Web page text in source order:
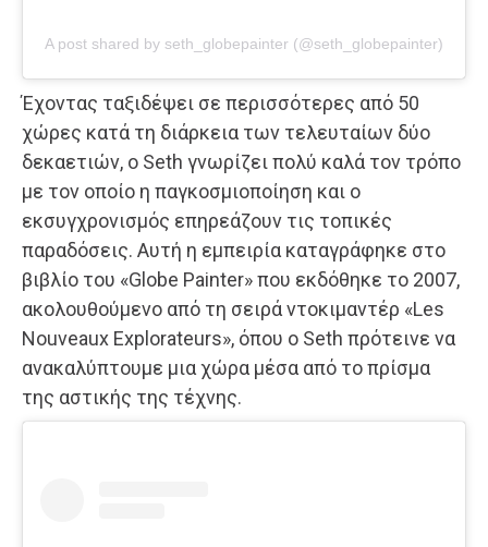
A post shared by seth_globepainter (@seth_globepainter)
Έχοντας ταξιδέψει σε περισσότερες από 50
χώρες κατά τη διάρκεια των τελευταίων δύο
δεκαετιών, ο Seth γνωρίζει πολύ καλά τον τρόπο
με τον οποίο η παγκοσμιοποίηση και ο
εκσυγχρονισμός επηρεάζουν τις τοπικές
παραδόσεις. Αυτή η εμπειρία καταγράφηκε στο
βιβλίο του «Globe Painter» που εκδόθηκε το 2007,
ακολουθούμενο από τη σειρά ντοκιμαντέρ «Les
Nouveaux Explorateurs», όπου ο Seth πρότεινε να
ανακαλύπτουμε μια χώρα μέσα από το πρίσμα
της αστικής της τέχνης.